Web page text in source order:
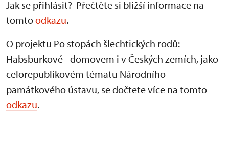
Jak se přihlásit? Přečtěte si bližší informace na
tomtoodkazu.
O projektu Po stopách šlechtických rodů:
Habsburkové - domovem i v Českých zemích, jako
celorepublikovém tématu Národního
památkového ústavu, se dočtete více na tomto
odkazu.